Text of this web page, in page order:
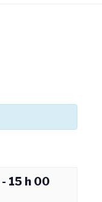
- 15 h 00